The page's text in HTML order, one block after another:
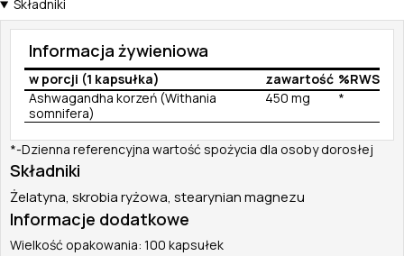
Składniki
Informacja żywieniowa
w porcji (1 kapsułka) zawartość %RWS
Ashwagandha korzeń (Withania
somnifera)
450 mg *
*-Dzienna referencyjna wartość spożycia dla osoby dorosłej
Składniki
Żelatyna, skrobia ryżowa, stearynian magnezu
Informacje dodatkowe
Wielkość opakowania: 100 kapsułek